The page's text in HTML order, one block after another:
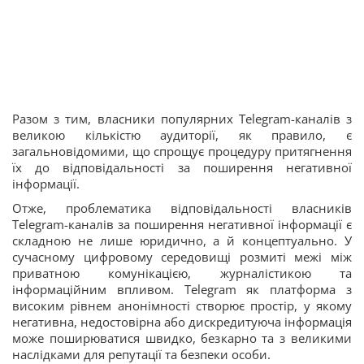
Разом з тим, власники популярних Telegram-каналів з
великою кількістю аудиторії, як правило, є
загальновідомими, що спрощує процедуру притягнення
їх до відповідальності за поширення негативної
інформації.
Отже, проблематика відповідальності власників
Telegram-каналів за поширення негативної інформації є
складною не лише юридично, а й концептуально. У
сучасному цифровому середовищі розмиті межі між
приватною комунікацією, журналістикою та
інформаційним впливом. Telegram як платформа з
високим рівнем анонімності створює простір, у якому
негативна, недостовірна або дискредитуюча інформація
може поширюватися швидко, безкарно та з великими
наслідками для репутації та безпеки особи.